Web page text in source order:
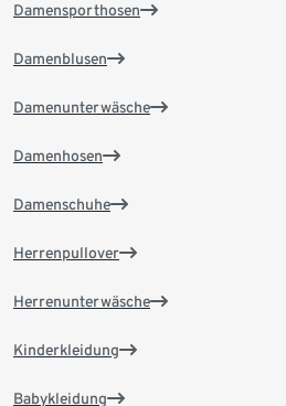
Damensporthosen
Damenblusen
Damenunterwäsche
Damenhosen
Damenschuhe
Herrenpullover
Herrenunterwäsche
Kinderkleidung
Babykleidung